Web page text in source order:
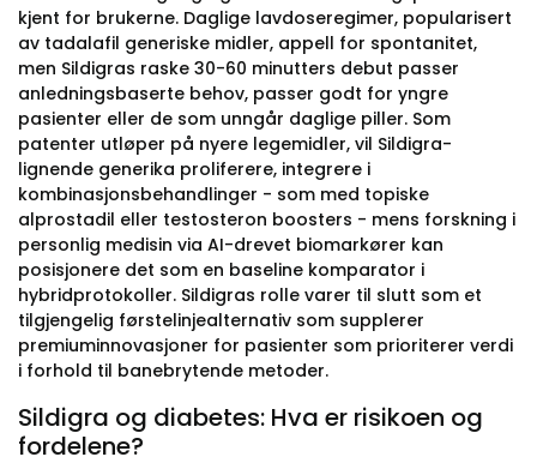
kjent for brukerne. Daglige lavdoseregimer, popularisert
av tadalafil generiske midler, appell for spontanitet,
men Sildigras raske 30-60 minutters debut passer
anledningsbaserte behov, passer godt for yngre
pasienter eller de som unngår daglige piller. Som
patenter utløper på nyere legemidler, vil Sildigra-
lignende generika proliferere, integrere i
kombinasjonsbehandlinger - som med topiske
alprostadil eller testosteron boosters - mens forskning i
personlig medisin via AI-drevet biomarkører kan
posisjonere det som en baseline komparator i
hybridprotokoller. Sildigras rolle varer til slutt som et
tilgjengelig førstelinjealternativ som supplerer
premiuminnovasjoner for pasienter som prioriterer verdi
i forhold til banebrytende metoder.
Sildigra og diabetes: Hva er risikoen og
fordelene?